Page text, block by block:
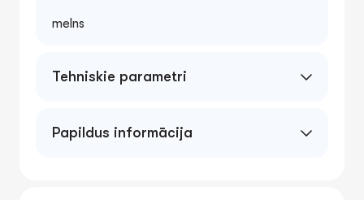
melns
Tehniskie parametri
Papildus informācija